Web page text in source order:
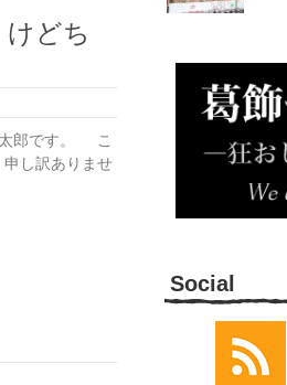
どち
太郎です。 こ
し訳ありませ
Social